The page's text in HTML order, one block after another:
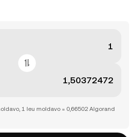
1 leu moldavo = 0,66502 Algorand